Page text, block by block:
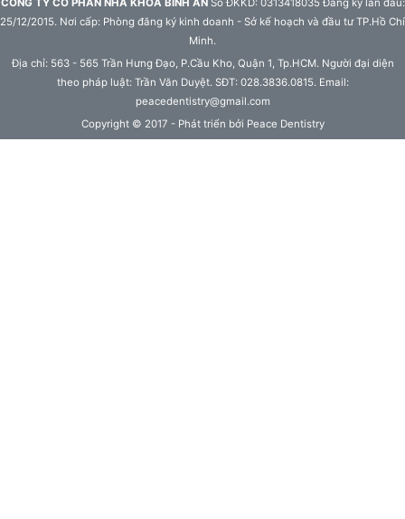
CÔNG TY CỔ PHẦN NHA KHOA BÌNH ANSố ĐKKD: 0313418035 Đăng ký lần đầu:
25/12/2015. Nơi cấp: Phòng đăng ký kinh doanh - Sở kế hoạch và đầu tư TP.Hồ Chí
Minh.
Địa chỉ: 563 - 565 Trần Hưng Đạo, P.Cầu Kho, Quận 1, Tp.HCM. Người đại diện
theo pháp luật: Trần Văn Duyệt. SĐT: 028.3836.0815. Email:
peacedentistry@gmail.com
Copyright © 2017 - Phát triển bởi Peace Dentistry